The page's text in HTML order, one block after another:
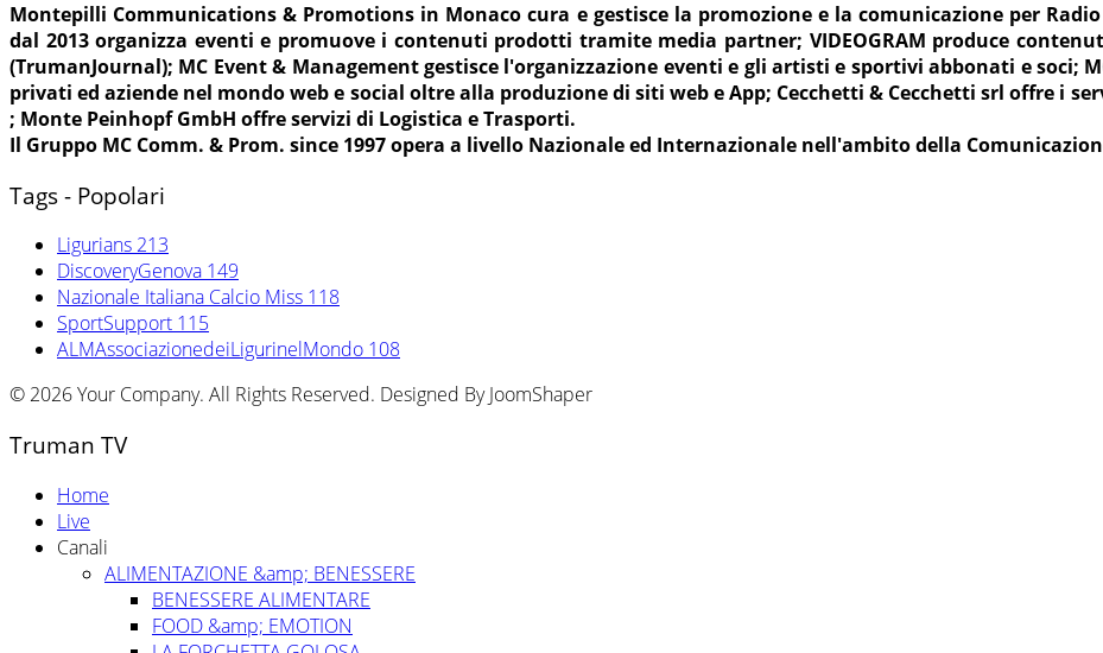
Montepilli Communications & Promotions in Monaco cura e gestisce la promozione e la comunicazione per
dal 2013 organizza eventi e promuove i contenuti prodotti tramite media partner; VIDEOGRAM produce
(TrumanJournal); MC Event & Management gestisce l'organizzazione eventi e gli artisti e sportivi abbonati e soci;
privati ed aziende nel mondo web e social oltre alla produzione di siti web e App; Cecchetti & Cecchetti srl offre i
; Monte Peinhopf GmbH offre servizi di Logistica e Trasporti.
Il Gruppo MC Comm. & Prom. since 1997 opera a livello Nazionale ed Internazionale nell'ambito della
Tags - Popolari
Ligurians 213
DiscoveryGenova 149
Nazionale Italiana Calcio Miss 118
SportSupport 115
ALMAssociazionedeiLigurinelMondo 108
© 2026 Your Company. All Rights Reserved. Designed By JoomShaper
Truman TV
Home
Live
Canali
ALIMENTAZIONE &amp; BENESSERE
BENESSERE ALIMENTARE
FOOD &amp; EMOTION